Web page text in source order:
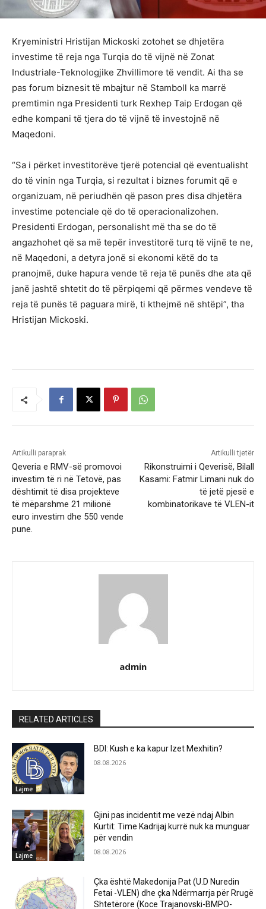
Kryeministri Hristijan Mickoski zotohet se dhjetëra
investime të reja nga Turqia do të vijnë në Zonat
Industriale-Teknologjike Zhvillimore të vendit. Ai tha se
pas forum biznesit të mbajtur në Stamboll ka marrë
premtimin nga Presidenti turk Rexhep Taip Erdogan që
edhe kompani të tjera do të vijnë të investojnë në
Maqedoni.
“Sa i përket investitorëve tjerë potencial që eventualisht
do të vinin nga Turqia, si rezultat i biznes forumit që e
organizuam, në periudhën që pason pres disa dhjetëra
investime potenciale që do të operacionalizohen.
Presidenti Erdogan, personalisht më tha se do të
angazhohet që sa më tepër investitorë turq të vijnë te ne,
në Maqedoni, a detyra jonë si ekonomi këtë do ta
pranojmë, duke hapura vende të reja të punës dhe ata që
janë jashtë shtetit do të përpiqemi që përmes vendeve të
reja të punës të paguara mirë, ti kthejmë në shtëpi”, tha
Hristijan Mickoski.
Artikulli paraprak
Qeveria e RMV-së promovoi
investim të ri në Tetovë, pas
dështimit të disa projekteve
të mëparshme 21 milionë
euro investim dhe 550 vende
pune.
Artikulli tjetër
Rikonstruimi i Qeverisë, Bilall
Kasami: Fatmir Limani nuk do
të jetë pjesë e
kombinatorikave të VLEN-it
admin
RELATED ARTICLES
Lajme
BDI: Kush e ka kapur Izet Mexhitin?
08.08.2026
Lajme
Gjini pas incidentit me vezë ndaj Albin
Kurtit: Time Kadrijaj kurrë nuk ka munguar
për vendin
08.08.2026
Çka është Makedonija Pat (U.D Nuredin
Fetai -VLEN) dhe çka Ndërmarrja për Rrugë
Shtetërore (Koce Trajanovski-ВМРО-